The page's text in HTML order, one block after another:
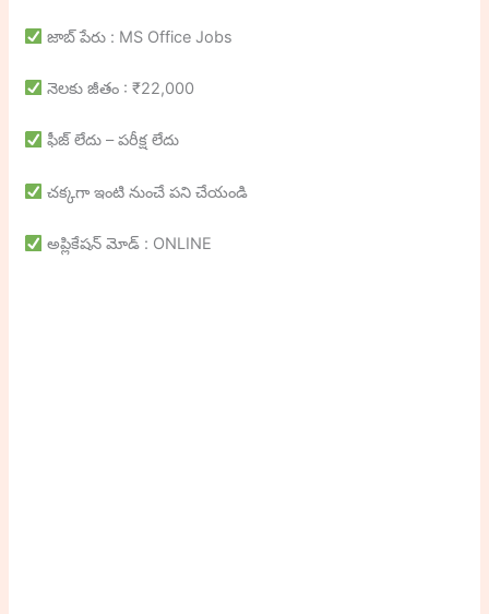
జాబ్ పేరు : MS Office Jobs
నెలకు జీతం : ₹22,000
ఫీజ్ లేదు – పరీక్ష లేదు
చక్కగా ఇంటి నుంచే పని చేయండి
అప్లికేషన్ మోడ్ : ONLINE